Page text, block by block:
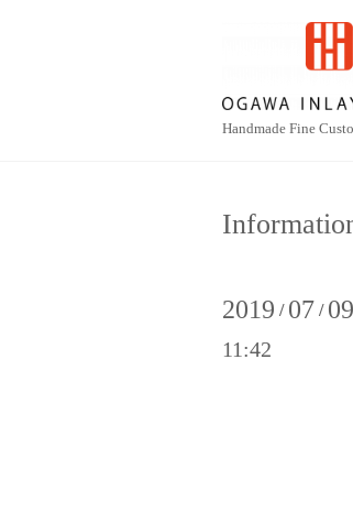
Handmade Fine
2019 / 07 / 09
11:42